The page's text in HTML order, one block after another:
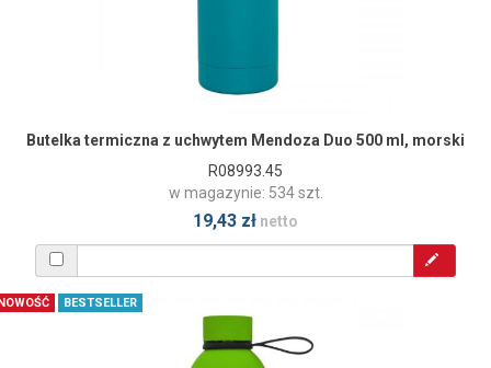
Butelka termiczna z uchwytem Mendoza Duo 500 ml, morski
R08993.45
w magazynie: 534 szt.
19,43 zł netto
BESTSELLER